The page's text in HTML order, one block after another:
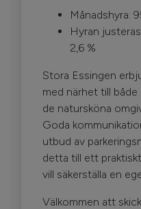
Månadshyra:
Hyran
2,6 %
Stora Essingen
med närhet till
de natursköna
Goda
utbud av
detta till ett
vill säkerställa en
Välkommen att